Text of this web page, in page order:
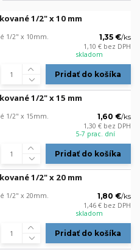
1/2" x 10 mm
1/2" x 10mm. 1,35 €/ks
1,10 € bez DPH
skladom
Pridať do košíka
1/2" x 15 mm
1/2" x 15mm. 1,60 €/ks
1,30 € bez DPH
5-7 prac. dní
Pridať do košíka
1/2" x 20 mm
1/2" x 20mm. 1,80 €/ks
1,46 € bez DPH
skladom
Pridať do košíka